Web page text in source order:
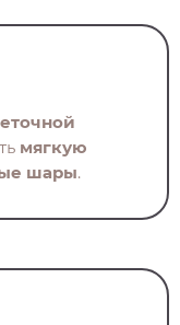
мягкую
шары.